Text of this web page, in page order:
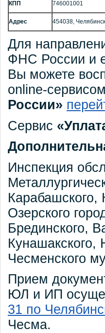
КПП 746001001
Адрес 454038,
Для
ФНС России и
Вы можете
online-
России»
Сервис
Инспекция
Карабашского,
Озерского
Брединского,
Кунашакского,
Чесменского
Прием
ЮЛ и ИП
31 по
Чесма.